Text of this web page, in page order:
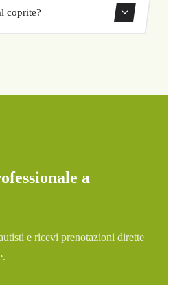
sistema di prenotazione.
coprite?
a
e ricevi prenotazioni dirette